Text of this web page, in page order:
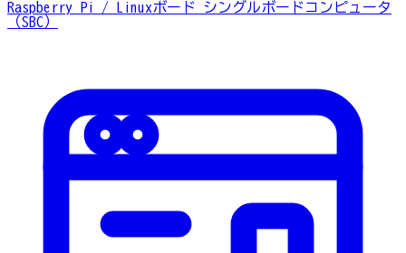
Raspberry Pi / Linuxボード
シングルボードコンピュータ
（SBC）